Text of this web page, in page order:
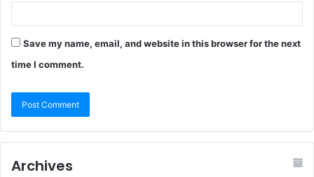
Save my name, email, and website in this browser for the next
time I comment.
Archives